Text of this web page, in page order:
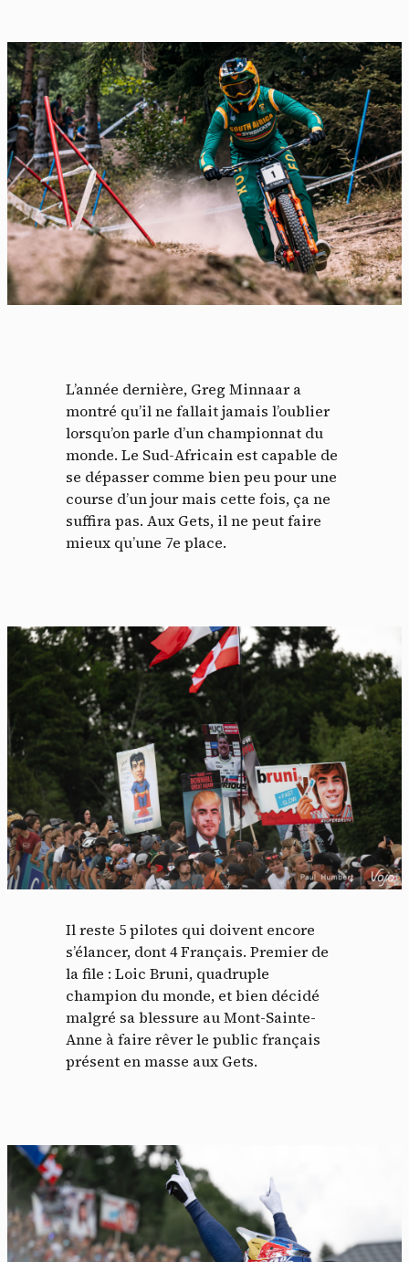
L’année dernière, Greg Minnaar a
montré qu’il ne fallait jamais l’oublier
lorsqu’on parle d’un championnat du
monde. Le Sud-Africain est capable de
se dépasser comme bien peu pour une
course d’un jour mais cette fois, ça ne
suffira pas. Aux Gets, il ne peut faire
mieux qu’une 7e place.
Il reste 5 pilotes qui doivent encore
s’élancer, dont 4 Français. Premier de
la file : Loic Bruni, quadruple
champion du monde, et bien décidé
malgré sa blessure au Mont-Sainte-
Anne à faire rêver le public français
présent en masse aux Gets.